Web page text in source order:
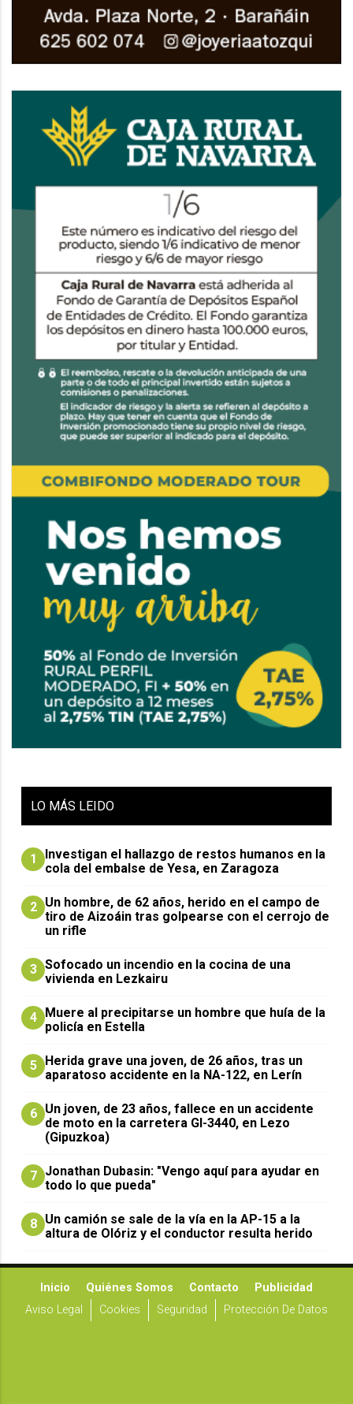
LO MÁS LEIDO
1
Investigan el hallazgo de restos humanos en la
cola del embalse de Yesa, en Zaragoza
2 Un hombre, de 62 años, herido en el campo de
tiro de Aizoáin tras golpearse con el cerrojo de
un rifle
3 Sofocado un incendio en la cocina de una
vivienda en Lezkairu
4
Muere al precipitarse un hombre que huía de la
policía en Estella
5
Herida grave una joven, de 26 años, tras un
aparatoso accidente en la NA-122, en Lerín
6 Un joven, de 23 años, fallece en un accidente
de moto en la carretera GI-3440, en Lezo
(Gipuzkoa)
7 Jonathan Dubasin: "Vengo aquí para ayudar en
todo lo que pueda"
8 Un camión se sale de la vía en la AP-15 a la
altura de Olóriz y el conductor resulta herido
Inicio Quiénes Somos Contacto
Publicidad
Aviso Legal
Cookies Seguridad Protección De Datos